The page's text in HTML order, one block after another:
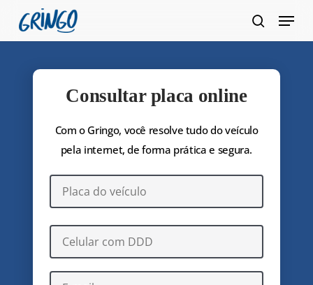
Pular
para
conteúdo
Menu
Consultar placa online
Com o Gringo, você resolve tudo do veículo
pela internet, de forma prática e segura.